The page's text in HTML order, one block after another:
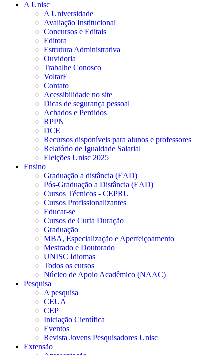
A Unisc
A Universidade
Avaliação Institucional
Concursos e Editais
Editora
Estrutura Administrativa
Ouvidoria
Trabalhe Conosco
VoltarE
Contato
Acessibilidade no site
Dicas de segurança pessoal
Achados e Perdidos
RPPN
DCE
Recursos disponíveis para alunos e professores
Relatório de Igualdade Salarial
Eleições Unisc 2025
Ensino
Graduação a distância (EAD)
Pós-Graduação a Distância (EAD)
Cursos Técnicos - CEPRU
Cursos Profissionalizantes
Educar-se
Cursos de Curta Duração
Graduação
MBA, Especialização e Aperfeiçoamento
Mestrado e Doutorado
UNISC Idiomas
Todos os cursos
Núcleo de Apoio Acadêmico (NAAC)
Pesquisa
A pesquisa
CEUA
CEP
Iniciação Científica
Eventos
Revista Jovens Pesquisadores Unisc
Extensão